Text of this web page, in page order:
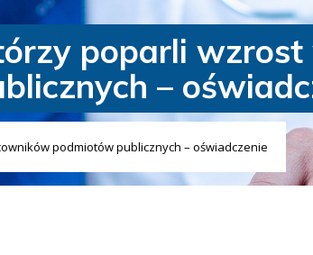
poparli
–
podmiotów publicznych – oświadczenie